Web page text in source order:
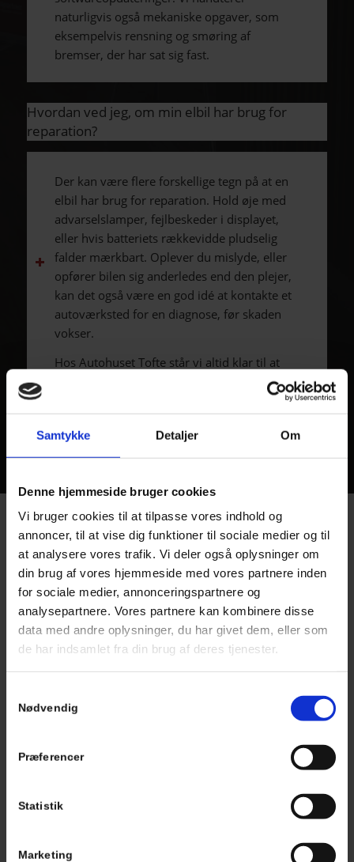
Samtykke Detaljer Om
Denne hjemmeside bruger cookies
Vi bruger cookies til at tilpasse vores indhold og
annoncer, til at vise dig funktioner til sociale medier og til
at analysere vores trafik. Vi deler også oplysninger om
din brug af vores hjemmeside med vores partnere inden
for sociale medier, annonceringspartnere og
analysepartnere. Vores partnere kan kombinere disse
data med andre oplysninger, du har givet dem, eller som
de har indsamlet fra din brug af deres tjenester.
Nødvendig
Præferencer
Statistik
Marketing
naturligvis også mekaniske opgaver, som
eksempelvis rensning og smøring af
bremser, der har sat sig fast.
Hvordan ved jeg, om min elbil har brug for
reparation?
Der kan være flere forskellige tegn på at en
elbil har brug for reparation. Hold øje med
advarselslamper, fejlbeskeder i displayet,
eller hvis batteriets rækkevidde pludselig
falder mærkbart. Oplever du mislyde, eller
opfører bilen sig anderledes end den plejer,
kan det også være en god idé at kontakte et
autoværksted for en diagnose, før skaden
vokser.
Hos Autohuset Tofte står vi altid klar til at
fejldiagnosticering og reparation af elbiler.
KOMPETENT OG ERFAREN
MEKANIKER I HILLERØD
Hvis du søger en erfaren og dygtig mekaniker i Hillerød, så
er Autohuset Tofte et oplagt valg.
Vores autoværksted i Hillerød er meget velanset, og vi har
en bred erfaring inden for en lang række bilmærker og